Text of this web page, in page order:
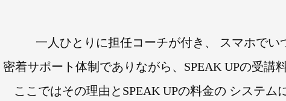
一人ひとりに担任コーチが付き、
スマホでい
密着サポート体制でありながら、SPEAK UPの受講
ここではその理由とSPEAK UPの料金の システム